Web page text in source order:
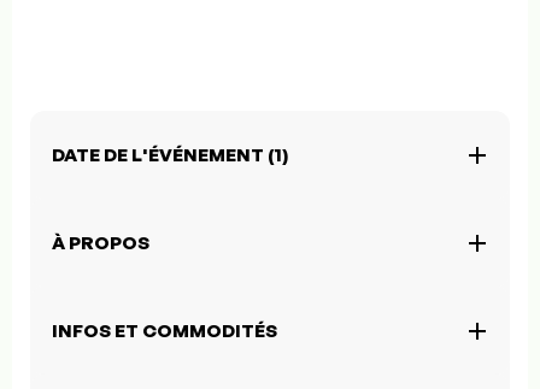
DATE DE L'ÉVÉNEMENT (1)
À PROPOS
INFOS ET COMMODITÉS